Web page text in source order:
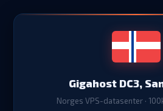
Gigahost DC3,
Norges VPS-datasenter ·